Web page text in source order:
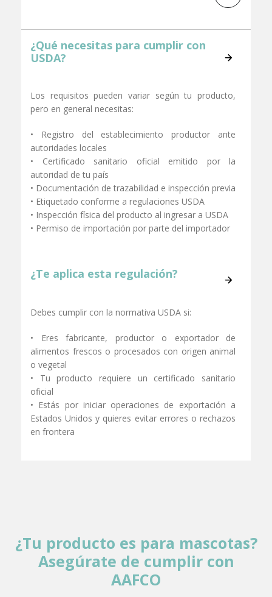
Si tu producto contiene carne, huevo, leche o
proviene directamente del campo, es muy probable
que esté bajo inspección obligatoria por parte de
Algunos productos que regula la USDA:
• Carnes (res, cerdo, cordero, ave)
• Productos de huevo procesado
• Lácteos y derivados
• Frutas, semillas y vegetales
• Plantas, flores y productos frescos
¿Qué necesitas para cumplir con
USDA?
Los requisitos pueden variar según tu producto,
pero en general necesitas:
• Registro del establecimiento productor ante
autoridades locales
• Certificado sanitario oficial emitido por la
autoridad de tu país
• Documentación de trazabilidad e inspección previa
• Etiquetado conforme a regulaciones USDA
• Inspección física del producto al ingresar a USDA
• Permiso de importación por parte del importador
¿Te aplica esta regulación?
Debes cumplir con la normativa USDA si:
• Eres fabricante, productor o exportador de
alimentos frescos o procesados con origen animal
o vegetal
• Tu producto requiere un certificado sanitario
oficial
• Estás por iniciar operaciones de exportación a
Estados Unidos y quieres evitar errores o rechazos
en frontera
¿Tu producto es para mascotas?
Asegúrate de cumplir con
AAFCO